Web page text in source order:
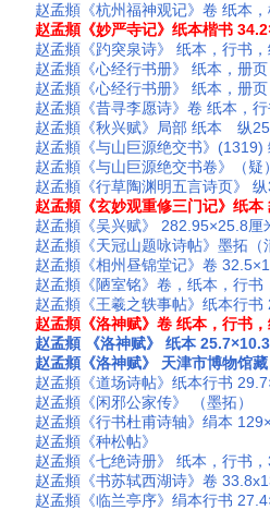
赵孟頫《杭州福神观记》卷 纸本
赵孟頫《妙严寺记》纸本楷书
赵孟頫《趵突泉诗》 纸本，行书
赵孟頫《心经行书册》 纸本，册
赵孟頫《心经行书册》 纸本，册
赵孟頫《昔寻李愿诗》卷 纸本，
赵孟頫《秋兴赋》局部 纸本 纵
赵孟頫《与山巨源绝交书》
赵孟頫《与山巨源绝交书卷》（
赵孟頫《行草陶渊明五言诗页》
赵孟頫《玄妙观重修三门记》纸
赵孟頫《吴兴赋》 282.95×25.8厘
赵孟頫《天冠山题咏诗帖》墨拓（
赵孟頫《相州昼锦堂记》卷
赵孟頫《陋室铭》卷，纸本，行
赵孟頫《王羲之轶事帖》纸本行
赵孟頫《洛神赋》卷 纸本，行书
赵孟頫 《洛神赋》 纸本
赵孟頫《洛神赋》 天津市博物馆藏
赵孟頫《道场诗帖》纸本行书
赵孟頫《闲邪公家传》 （墨拓）
赵孟頫《行书杜甫诗轴》绢本
赵孟頫《种松帖》
赵孟頫《七绝诗册》 纸本，行书
赵孟頫《书苏轼西湖诗》卷
赵孟頫《临兰亭序》绢本行书